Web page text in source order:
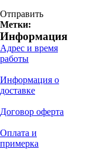
Отправить
Метки:
Информация
Адрес и время
работы
Информация о
доставке
Договор оферта
Оплата и
примерка